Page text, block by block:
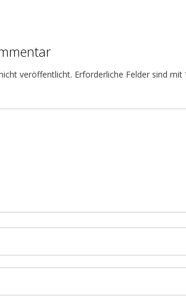
veröffentlicht. Erforderliche Felder sind mit